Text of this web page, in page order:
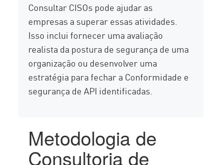
Consultar CISOs pode ajudar as
empresas a superar essas atividades.
Isso inclui fornecer uma avaliação
realista da postura de segurança de uma
organização ou desenvolver uma
estratégia para fechar a Conformidade e
segurança de API identificadas.
Metodologia de
Consultoria de